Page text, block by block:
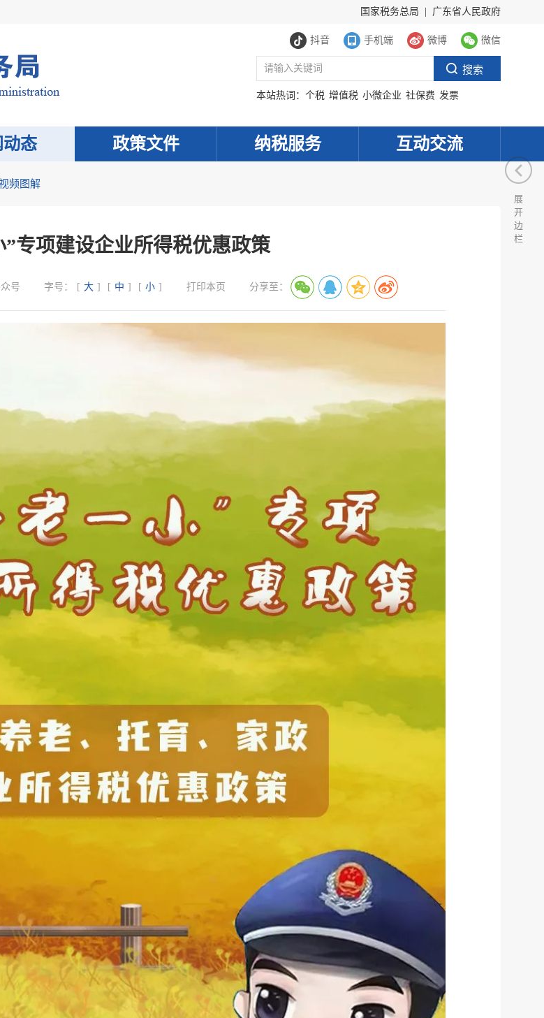
国家税务总局 广东省人民政府
抖音 手机端 微博 微信
本站热词： 个税 增值税 小微企业 社保费 发票
动态 政策文件 纳税服务 互动交流
频图解
”专项建设企业所得税优惠政策
号 字号： [ 大 ] [ 中 ] [ 小 ] 打印本页 分享至：
展
开
边
栏